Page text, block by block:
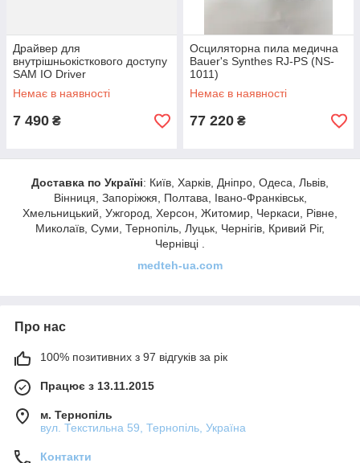
Драйвер для
внутрішньокісткового доступу
SAM IO Driver
Немає в наявності
7 490 ₴
Осциляторна пила медична
Bauer's Synthes RJ-PS (NS-
1011)
Немає в наявності
77 220 ₴
Доставка по Україні: Київ, Харків, Дніпро, Одеса, Львів,
Вінниця, Запоріжжя, Полтава, Івано-Франківськ,
Хмельницький, Ужгород, Херсон, Житомир, Черкаси, Рівне,
Миколаїв, Суми, Тернопіль, Луцьк, Чернігів, Кривий Ріг,
Чернівці .
medteh-ua.com
Про нас
100% позитивних з 97 відгуків за рік
Працює з 13.11.2015
м. Тернопіль
вул. Текстильна 59, Тернопіль, Україна
Контакти